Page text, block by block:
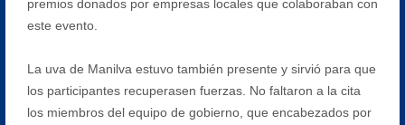
premios donados por empresas locales que colaboraban con
este evento.
La uva de Manilva estuvo también presente y sirvió para que
los participantes recuperasen fuerzas. No faltaron a la cita
los miembros del equipo de gobierno, que encabezados por